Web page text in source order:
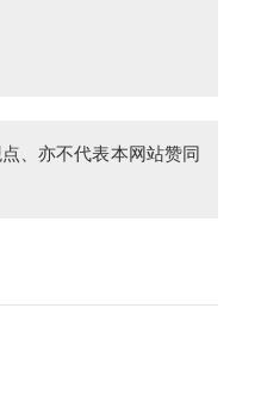
、亦不代表本网站赞同